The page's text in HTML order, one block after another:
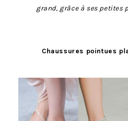
grand, grâce à ses petites
Chaussures pointues